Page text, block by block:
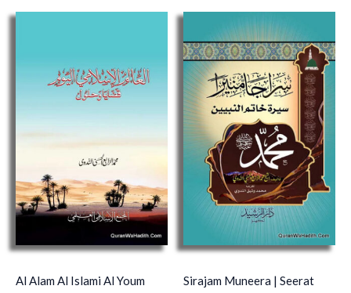
Al Alam Al Islami Al Youm
Sirajam Muneera | Seerat